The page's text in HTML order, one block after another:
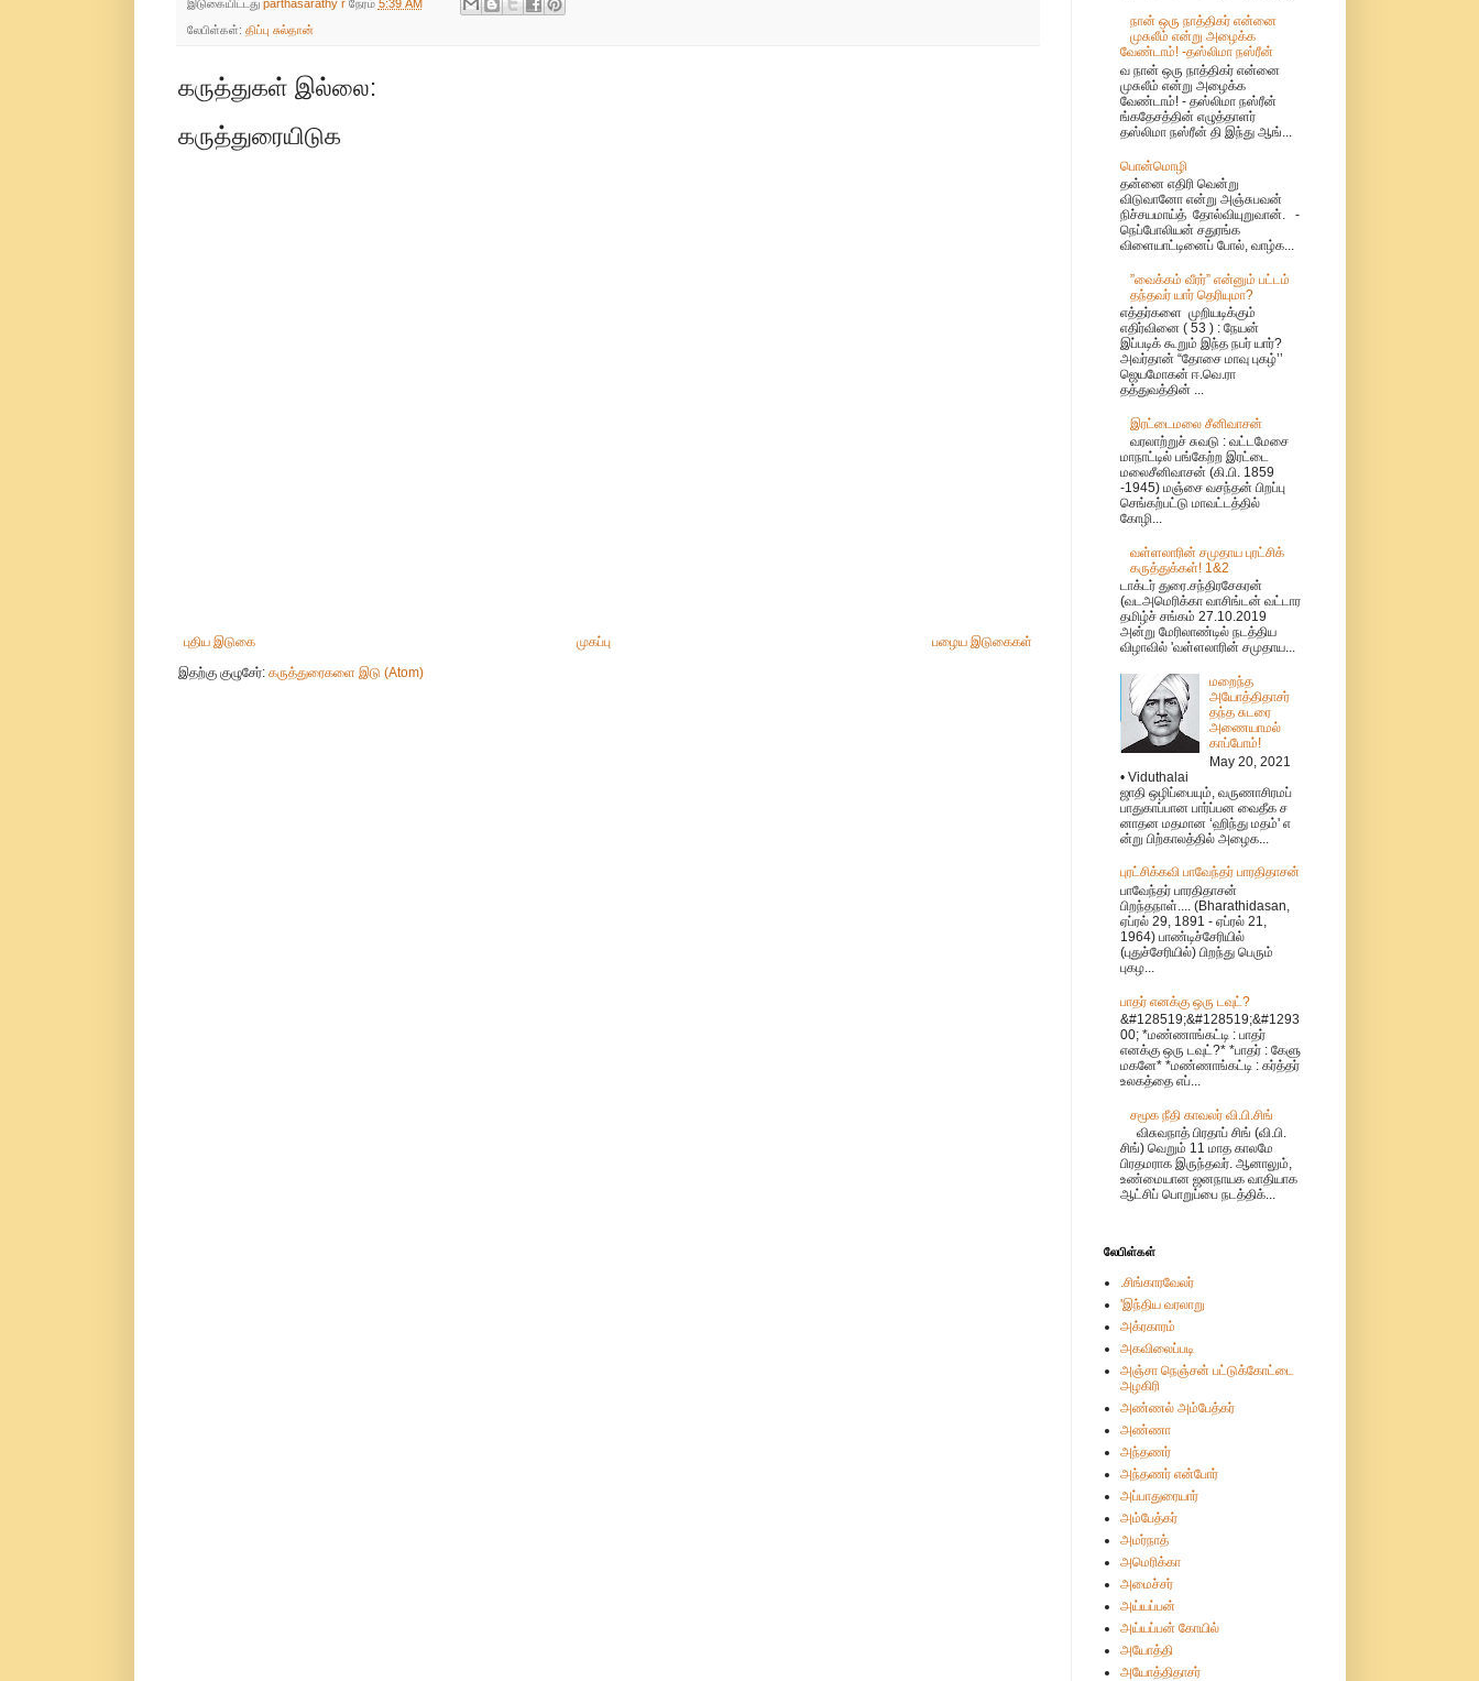
இடுகையிட்டது parthasarathy r நேரம் 5:39 AM
லேபிள்கள்: திப்பு சுல்தான்
கருத்துகள் இல்லை:
கருத்துரையிடுக
புதிய இடுகை பழைய இடுகைகள்
முகப்பு
இதற்கு குழுசேர்: கருத்துரைகளை இடு (Atom)
நான் ஒரு நாத்திகர் என்னை
முசுலீம் என்று அழைக்க
வேண்டாம்! -தஸ்லிமா நஸ்ரீன்
வ நான் ஒரு நாத்திகர் என்னை
முசுலீம் என்று அழைக்க
வேண்டாம்! - தஸ்லிமா நஸ்ரீன்
ங்கதேசத்தின் எழுத்தாளர்
தஸ்லிமா நஸ்ரீன் தி இந்து ஆங்...
பொன்மொழி
தன்னை எதிரி வென்று
விடுவானோ என்று அஞ்சுபவன்
நிச்சயமாய்த் தோல்வியுறுவான். -
நெப்போலியன் சதுரங்க
விளையாட்டினைப் போல், வாழ்க...
”வைக்கம் வீரர்” என்னும் பட்டம்
தந்தவர் யார் தெரியுமா?
எத்தர்களை முறியடிக்கும்
எதிர்வினை ( 53 ) : நேயன்
இப்படிக் கூறும் இந்த நபர் யார்?
அவர்தான் “தோசை மாவு புகழ்’’
ஜெயமோகன் ஈ.வெ.ரா
தத்துவத்தின் ...
இரட்டைமலை சீனிவாசன்
வரலாற்றுச் சுவடு : வட்டமேசை
மாநாட்டில் பங்கேற்ற இரட்டை
மலைசீனிவாசன் (கி.பி. 1859
-1945) மஞ்சை வசந்தன் பிறப்பு
செங்கற்பட்டு மாவட்டத்தில்
கோழி...
வள்ளலாரின் சமுதாய புரட்சிக்
கருத்துக்கள்! 1&2
டாக்டர் துரை.சந்திரசேகரன்
(வடஅமெரிக்கா வாசிங்டன் வட்டார
தமிழ்ச் சங்கம் 27.10.2019
அன்று மேரிலாண்டில் நடத்திய
விழாவில் 'வள்ளலாரின் சமுதாய...
மறைந்த
அயோத்திதாசர்
தந்த சுடரை
அணையாமல்
காப்போம்!
May 20, 2021
• Viduthalai
ஜாதி ஒழிப்பையும், வருணாசிரமப்
பாதுகாப்பான பார்ப்பன வைதீக ச
னாதன மதமான ‘ஹிந்து மதம்' எ
ன்று பிற்காலத்தில் அழைக...
புரட்சிக்கவி பாவேந்தர் பாரதிதாசன்
பாவேந்தர் பாரதிதாசன்
பிறந்தநாள்.... (Bharathidasan,
ஏப்ரல் 29, 1891 - ஏப்ரல் 21,
1964) பாண்டிச்சேரியில்
(புதுச்சேரியில்) பிறந்து பெரும்
புகழ...
பாதர் எனக்கு ஒரு டவுட்?
&#128519;&#128519;&#1293
00; *மண்ணாங்கட்டி : பாதர்
எனக்கு ஒரு டவுட்?* *பாதர் : கேளு
மகனே* *மண்ணாங்கட்டி : கர்த்தர்
உலகத்தை எப்...
சமூக நீதி காவலர் வி.பி.சிங்
விசுவநாத் பிரதாப் சிங் (வி.பி.
சிங்) வெறும் 11 மாத காலமே
பிரதமராக இருந்தவர். ஆனாலும்,
உண்மையான ஜனநாயக வாதியாக
ஆட்சிப் பொறுப்பை நடத்திக்...
லேபிள்கள்
.சிங்காரவேலர்
'இந்திய வரலாறு
அக்ரகாரம்
அகவிலைப்படி
அஞ்சா நெஞ்சன் பட்டுக்கோட்டை
அழகிரி
அண்ணல் அம்பேத்கர்
அண்ணா
அந்தணர்
அந்தணர் என்போர்
அப்பாதுரையார்
அம்பேத்கர்
அமர்நாத்
அமெரிக்கா
அமைச்சர்
அய்யப்பன்
அய்யப்பன் கோயில்
அயோத்தி
அயோத்திதாசர்